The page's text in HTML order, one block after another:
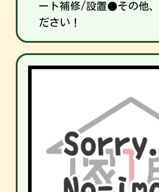
ート補修/設置●その他、
ださい！